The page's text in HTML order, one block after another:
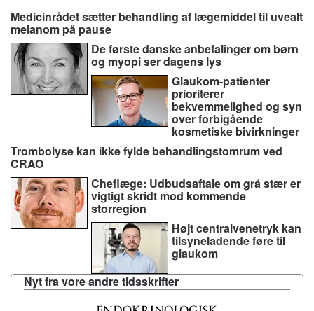
Medicinrådet sætter behandling af lægemiddel til uvealt
melanom på pause
De første danske anbefalinger om børn
og myopi ser dagens lys
Glaukom-patienter
prioriterer
bekvemmelighed og syn
over forbigående
kosmetiske bivirkninger
Trombolyse kan ikke fylde behandlingstomrum ved
CRAO
Cheflæge: Udbudsaftale om grå stær er
vigtigt skridt mod kommende
storregion
Højt centralvenetryk kan
tilsyneladende føre til
glaukom
Nyt fra vore andre tidsskrifter